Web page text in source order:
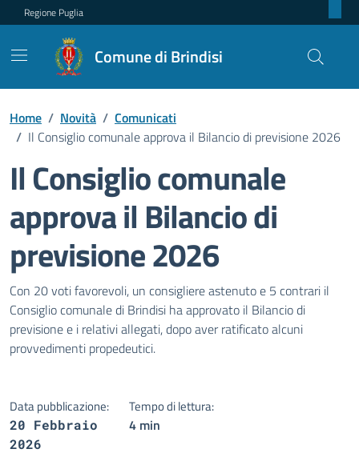
Regione Puglia
Comune di Brindisi
Home / Novità / Comunicati
/ Il Consiglio comunale approva il Bilancio di previsione 2026
Il Consiglio comunale
approva il Bilancio di
previsione 2026
Dettagli della notizia
Con 20 voti favorevoli, un consigliere astenuto e 5 contrari il
Consiglio comunale di Brindisi ha approvato il Bilancio di
previsione e i relativi allegati, dopo aver ratificato alcuni
provvedimenti propedeutici.
Data pubblicazione:
20 Febbraio
2026
Tempo di lettura:
4 min